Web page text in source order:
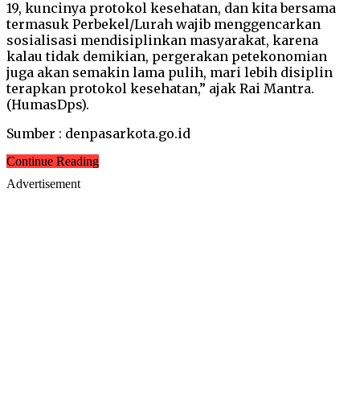
19, kuncinya protokol kesehatan, dan kita bersama
termasuk Perbekel/Lurah wajib menggencarkan
sosialisasi mendisiplinkan masyarakat, karena
kalau tidak demikian, pergerakan petekonomian
juga akan semakin lama pulih, mari lebih disiplin
terapkan protokol kesehatan,” ajak Rai Mantra.
(HumasDps).
Sumber : denpasarkota.go.id
Continue Reading
Advertisement